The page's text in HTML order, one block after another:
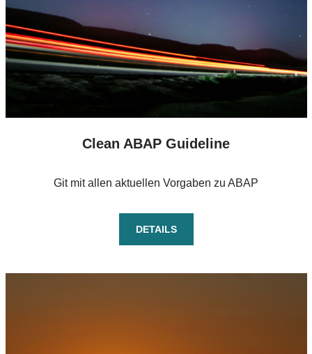
Clean ABAP Guideline
Git mit allen aktuellen Vorgaben zu ABAP
DETAILS